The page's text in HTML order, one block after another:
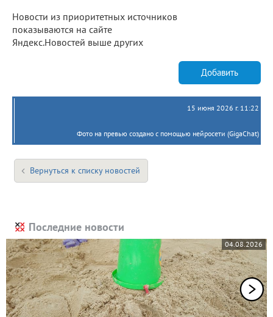
Новости из приоритетных источников
показываются на сайте
Яндекс.Новостей выше других
Добавить
15 июня 2026 г. 11:22
Фото на превью создано с помощью нейросети (GigaChat)
Вернуться к списку новостей
Последние новости
04.08.2026